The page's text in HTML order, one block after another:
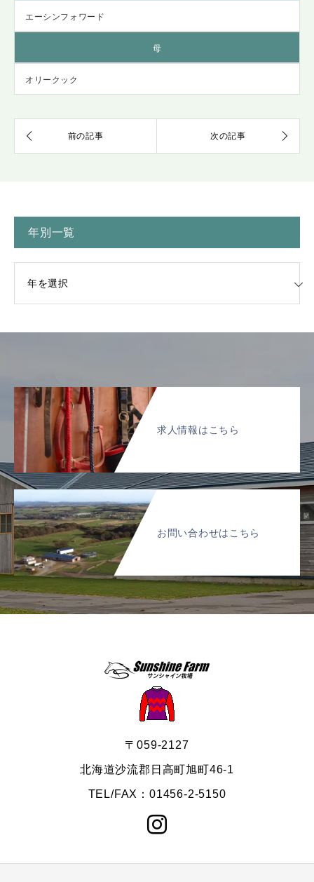
エーシンフォワード
母
オリークック
年別一覧
求人情報はこちら
お問い合わせはこちら
〒059-2127
北海道沙流郡日高町旭町46-1
TEL/FAX：01456-2-5150